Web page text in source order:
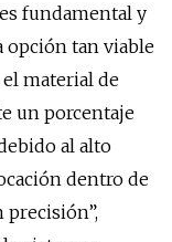
fundamental y
opción tan viable
el material de
un porcentaje
al alto
dentro de
precisión”,